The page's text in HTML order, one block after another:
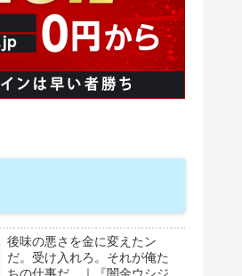
後味の悪さを金に変えたン
だ。受け入れろ。それが俺た